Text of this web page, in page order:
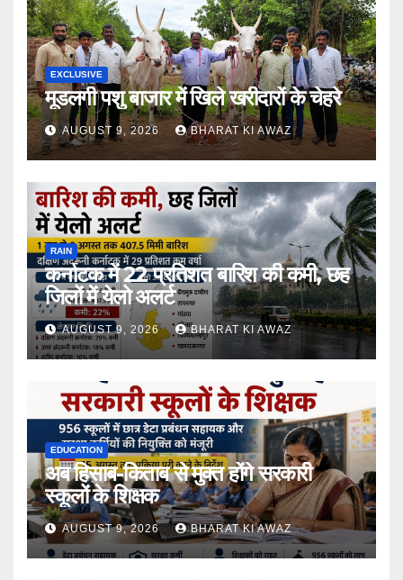
EXCLUSIVE
मूडलगी पशु बाजार में खिले खरीदारों के चेहरे
AUGUST 9, 2026 BHARAT KI AWAZ
RAIN
कर्नाटक में 22 प्रतिशत बारिश की कमी, छह
जिलों में येलो अलर्ट
AUGUST 9, 2026 BHARAT KI AWAZ
EDUCATION
अब हिसाब-किताब से मुक्त होंगे सरकारी
स्कूलों के शिक्षक
AUGUST 9, 2026 BHARAT KI AWAZ